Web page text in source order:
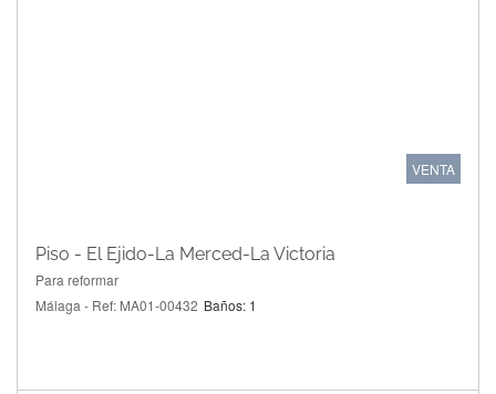
VENTA
Piso - El Ejido-La Merced-La Victoria
Para reformar
Málaga - Ref: MA01-00432 Baños: 1